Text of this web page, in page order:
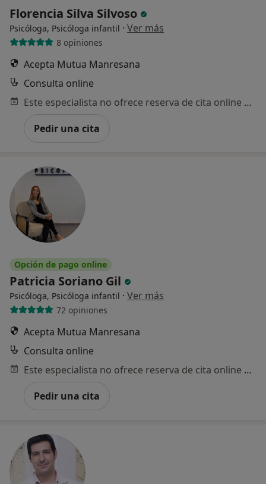
Florencia Silva Silvoso
Psicóloga, Psicóloga infantil · Ver más
8 opiniones
Acepta Mutua Manresana
Consulta online
Este especialista no ofrece reserva de cita online en esta dirección.
Pedir una cita
Opción de pago online
Patricia Soriano Gil
Psicóloga, Psicóloga infantil · Ver más
72 opiniones
Acepta Mutua Manresana
Consulta online
Este especialista no ofrece reserva de cita online en esta dirección.
Pedir una cita